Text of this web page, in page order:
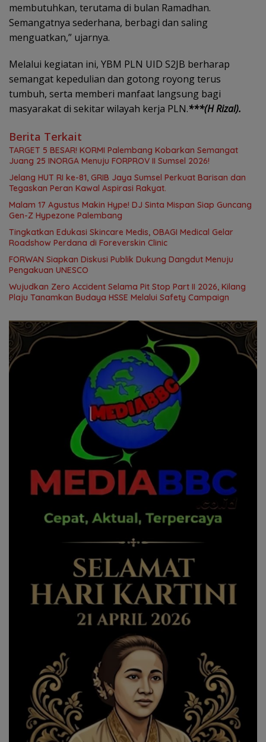
membutuhkan, terutama di bulan Ramadhan.
Semangatnya sederhana, berbagi dan saling
menguatkan,” ujarnya.
Melalui kegiatan ini, YBM PLN UID S2JB berharap
semangat kepedulian dan gotong royong terus
tumbuh, serta memberi manfaat langsung bagi
masyarakat di sekitar wilayah kerja PLN.***(H Rizal).
Berita Terkait
TARGET 5 BESAR! KORMI Palembang Kobarkan Semangat
Juang 25 INORGA Menuju FORPROV II Sumsel 2026!
Jelang HUT RI ke-81, GRIB Jaya Sumsel Perkuat Barisan dan
Tegaskan Peran Kawal Aspirasi Rakyat.
Malam 17 Agustus Makin Hype! DJ Sinta Mispan Siap Guncang
Gen-Z Hypezone Palembang
Tingkatkan Edukasi Skincare Medis, OBAGI Medical Gelar
Roadshow Perdana di Foreverskin Clinic
FORWAN Siapkan Diskusi Publik Dukung Dangdut Menuju
Pengakuan UNESCO
Wujudkan Zero Accident Selama Pit Stop Part II 2026, Kilang
Plaju Tanamkan Budaya HSSE Melalui Safety Campaign